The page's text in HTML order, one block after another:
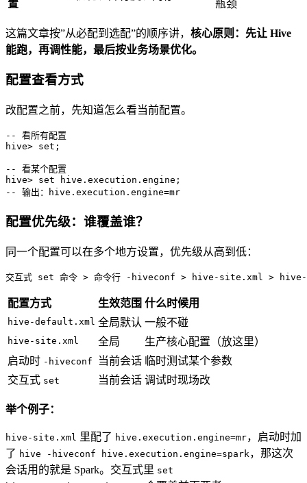
置
瓶颈
这篇文章按”从必配到选配”的顺序讲， 核心原则：先让 Hive
能跑，再调性能，最后按业务场景优化。
配置查看方式
改配置之前，先知道怎么看当前配置。
-- 看所有配置
hive> set ;
-- 看某个配置
hive> set
-- 输出：hive.execution.engine=mr
配置优先级：谁覆盖谁？
同一个配置可以在多个地方设置，优先级从高到低：
交互式 set 命令 > 命令行 -hiveconf > hive-site.xml > hive-
配置方式 生效范围 什么时候用
hive-default.xml 全局默认 一般不碰
hive-site.xml 全局
生产核心配置（放这里）
启动时 -hiveconf 当前会话 临时测试某个参数
交互式 set 当前会话 调试时现场改
举个例子：
hive-site.xml 里配了 hive.execution.engine=mr，启动时加
了 hive -hiveconf hive.execution.engine=spark ，那这次
会话用的就是 Spark。交互式里 set